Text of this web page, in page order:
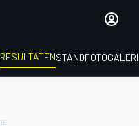
RESULTATENSTAND